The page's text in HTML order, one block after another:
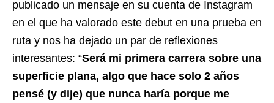
publicado un mensaje en su cuenta de Instagram
en el que ha valorado este debut en una prueba en
ruta y nos ha dejado un par de reflexiones
interesantes: “Será mi primera carrera sobre una
superficie plana, algo que hace solo 2 años
pensé (y dije) que nunca haría porque me